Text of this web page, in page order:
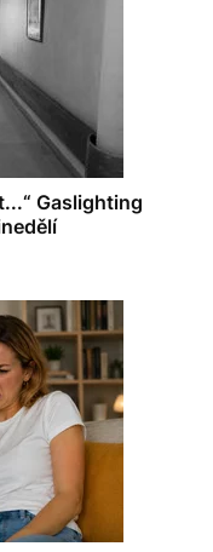
Gaslighting